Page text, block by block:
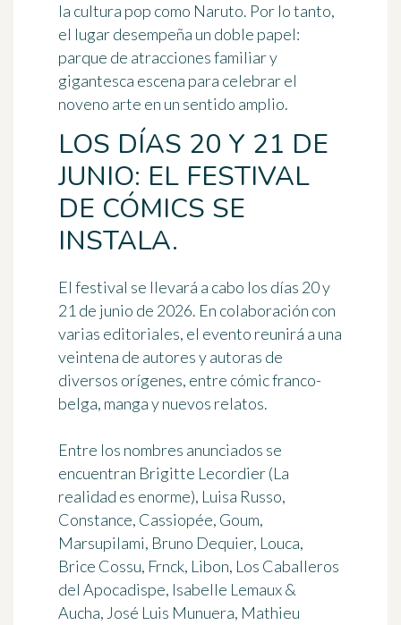
la cultura pop como Naruto. Por lo tanto,
el lugar desempeña un doble papel:
parque de atracciones familiar y
gigantesca escena para celebrar el
noveno arte en un sentido amplio.
LOS DÍAS 20 Y 21 DE
JUNIO: EL FESTIVAL
DE CÓMICS SE
INSTALA.
El festival se llevará a cabo los días 20 y
21 de junio de 2026. En colaboración con
varias editoriales, el evento reunirá a una
veintena de autores y autoras de
diversos orígenes, entre cómic franco-
belga, manga y nuevos relatos.
Entre los nombres anunciados se
encuentran Brigitte Lecordier (La
realidad es enorme), Luisa Russo,
Constance, Cassiopée, Goum,
Marsupilami, Bruno Dequier, Louca,
Brice Cossu, Frnck, Libon, Los Caballeros
del Apocadispe, Isabelle Lemaux &
Aucha, José Luis Munuera, Mathieu